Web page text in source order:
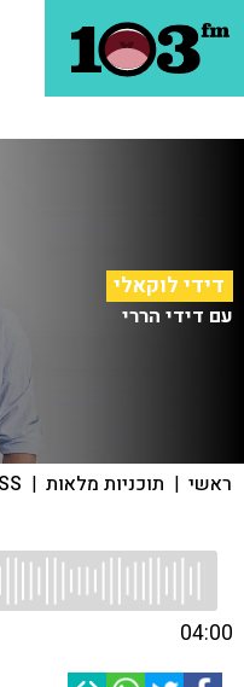
דידי לוקאלי
עם דידי הררי
ראשי | תוכניות מלאות |
04:00